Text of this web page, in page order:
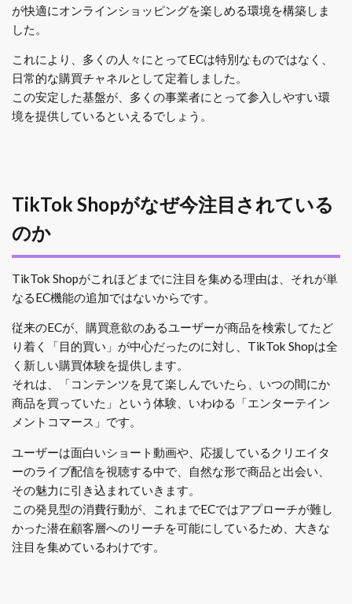
が快適にオンラインショッピングを楽しめる環境を構築しま
した。
これにより、多くの人々にとってECは特別なものではなく、
日常的な購買チャネルとして定着しました。
この安定した基盤が、多くの事業者にとって参入しやすい環
境を提供しているといえるでしょう。
TikTok Shopがなぜ今注目されている
のか
TikTok Shopがこれほどまでに注目を集める理由は、それが単
なるEC機能の追加ではないからです。
従来のECが、購買意欲のあるユーザーが商品を検索してたど
り着く「目的買い」が中心だったのに対し、TikTok Shopは全
く新しい購買体験を提供します。
それは、「コンテンツを見て楽しんでいたら、いつの間にか
商品を買っていた」という体験、いわゆる「エンターテイン
メントコマース」です。
ユーザーは面白いショート動画や、応援しているクリエイタ
ーのライブ配信を視聴する中で、自然な形で商品と出会い、
その魅力に引き込まれていきます。
この発見型の消費行動が、これまでECではアプローチが難し
かった潜在顧客層へのリーチを可能にしているため、大きな
注目を集めているわけです。